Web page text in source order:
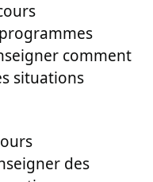
comment
situations
des